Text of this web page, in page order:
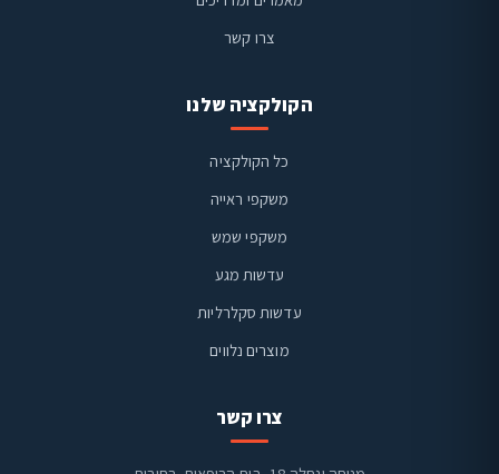
צרו קשר
הקולקציה שלנו
כל הקולקציה
משקפי ראייה
משקפי שמש
עדשות מגע
עדשות סקלרליות
מוצרים נלווים
צרו קשר